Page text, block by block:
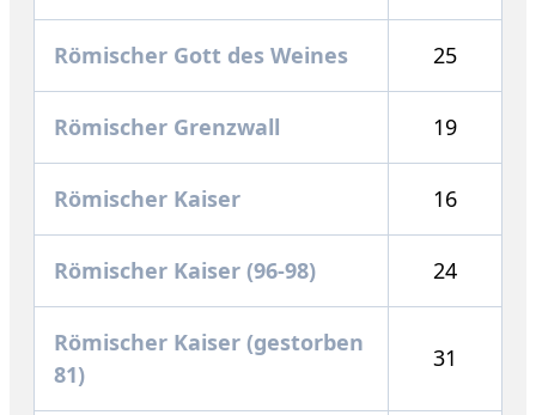
Römischer Gott des Weines 25
Römischer Grenzwall 19
Römischer Kaiser 16
Römischer Kaiser (96-98) 24
Römischer Kaiser (gestorben
81)
31